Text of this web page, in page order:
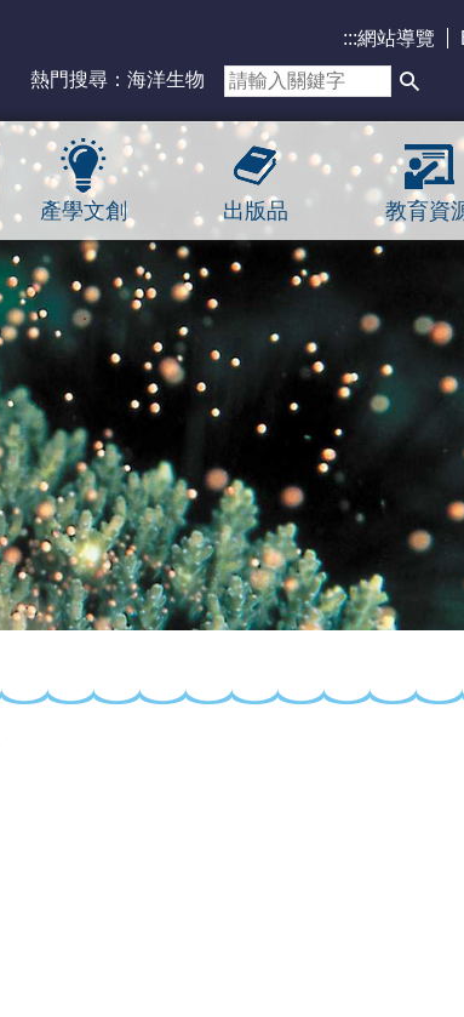
:::網站導覽
熱門搜尋： 海洋生物
產學文創 出版品 教育資